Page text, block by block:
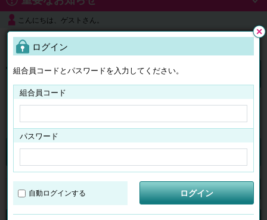
こんにちは、ゲストさん。
よくある質問
ログイン
チケット マイページ
検索
ログイン
組合員コードとパスワードを入力してください。
組合員コード
パスワード
自動ログインする ログイン